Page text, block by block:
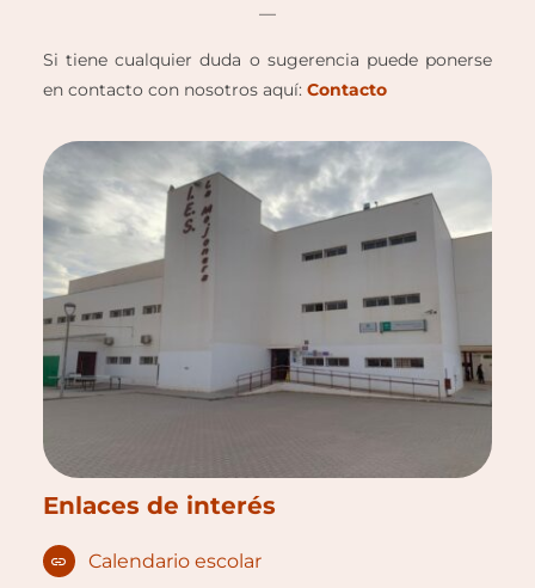
—
Si tiene cualquier duda o sugerencia puede ponerse
en contacto con nosotros aquí: Contacto
Enlaces de interés
Calendario escolar